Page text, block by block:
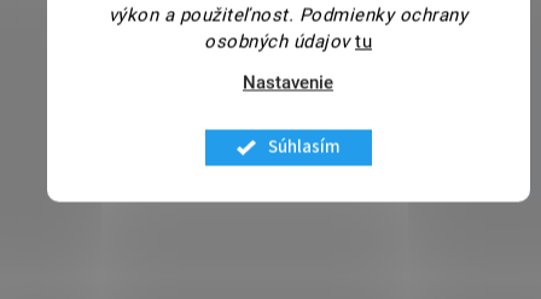
výkon a použiteľnost. Podmienky ochrany
osobných údajov tu
Nastavenie
Súhlasím